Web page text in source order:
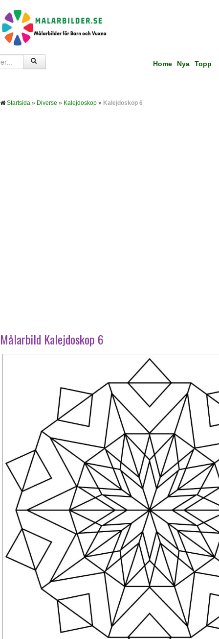
Home Nya Topp
Startsida » Diverse » Kalejdoskop » Kalejdoskop 6
Målarbild Kalejdoskop 6